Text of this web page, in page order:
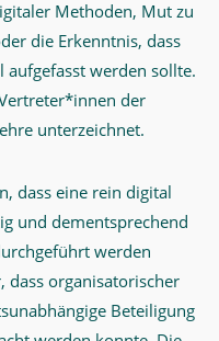
Methoden, Mut zu
die Erkenntnis, dass
werden sollte.
der
unterzeichnet.
dass eine rein digital
und dementsprechend
werden
dass organisatorischer
Beteiligung